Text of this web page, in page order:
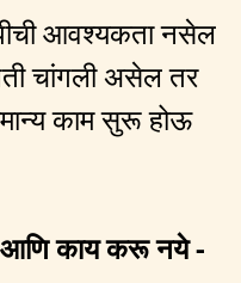
आवश्यकता नसेल
चांगली असेल तर
काम सुरू होऊ
काय करू नये -